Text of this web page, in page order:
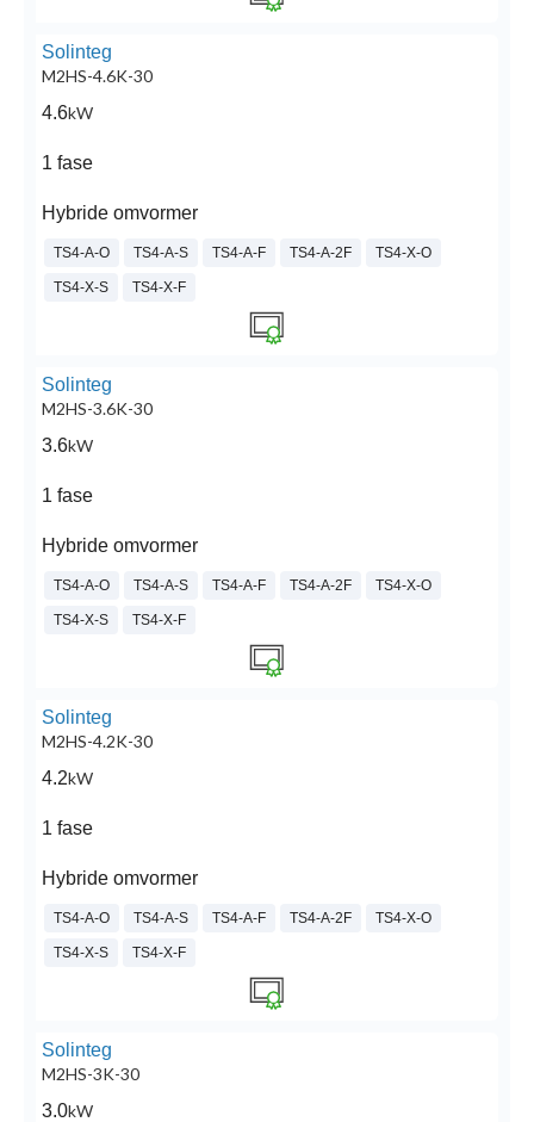
Solinteg
M2HS-4.6K-30
4.6kW
1 fase
Hybride omvormer
TS4-A-O TS4-A-S TS4-A-F TS4-A-2F TS4-X-O
TS4-X-S TS4-X-F
Solinteg
M2HS-3.6K-30
3.6kW
1 fase
Hybride omvormer
TS4-A-O TS4-A-S TS4-A-F TS4-A-2F TS4-X-O
TS4-X-S TS4-X-F
Solinteg
M2HS-4.2K-30
4.2kW
1 fase
Hybride omvormer
TS4-A-O TS4-A-S TS4-A-F TS4-A-2F TS4-X-O
TS4-X-S TS4-X-F
Solinteg
M2HS-3K-30
3.0kW